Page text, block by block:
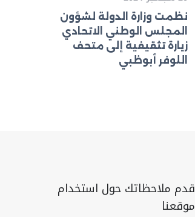
نظمت وزارة الدولة لشؤون
المجلس الوطني الاتحادي
زيارة تثقيفية إلى متحف
اللوفر أبوظبي
قدم ملاحظاتك حول استخدام
موقعنا